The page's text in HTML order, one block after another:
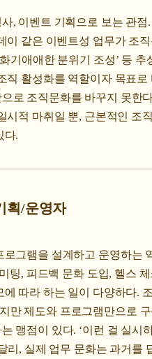
, 이벤트 기획으로 보는 관점
이 같은 이벤트성 업무가 조
기애애한 분위기 조성’ 등 추
직 활성화를 역할이자 목표로
로 조직문화를 바꾸지 못한
시적 마취일 뿐, 근본적인 조
다.
획/운영자
로그램을 설계하고 운영하는
팅, 피드백 문화 도입, 헬스
따라 하는 일이 다양하다.
만 제도와 프로그램만으로
맹점이 있다. ‘이런 걸 실시
리, 실제 업무 문화는 과거를